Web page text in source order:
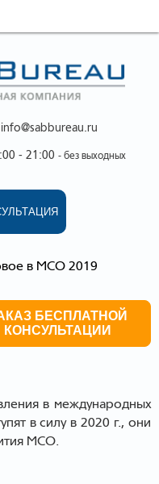
info@sabbureau.ru
- 21:00 - без выходных
в МСО 2019
БЕСПЛАТНОЙ
КОНСУЛЬТАЦИИ
в международных
в силу в 2020 г., они
МСО.